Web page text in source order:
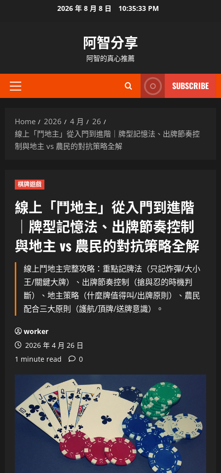
2026 年 8 月 8 日 10:35:34 PM
阿智分享
阿智的真心推薦
Primary
SUBSCRIBE
Home 2026 4 月
26
線上「鬥地主」從入門到進階｜牌型記憶法、出牌節奏控
制與地主 vs 農民的對抗策略全解
棋牌遊戲
線上「鬥地主」從入門到進階
｜牌型記憶法、出牌節奏控制
與地主 vs 農民的對抗策略全解
線上鬥地主完整攻略：重點記牌法（只記炸彈/大小
王/關鍵大牌）、出牌節奏控制（搶與忍的時機判
斷）、地主策略（什麼牌值得叫/出牌原則）、農民
配合三大原則（護航/頂牌/送牌意識）。
worker
2026 年 4 月 26 日
1 minute read
0